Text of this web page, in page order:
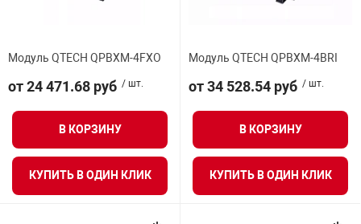
безопасность
оборудование
Модуль QTECH QPBXM-4FXO
от 24 471.68 руб / шт.
В КОРЗИНУ
КУПИТЬ В ОДИН КЛИК
Модуль QTECH QPBXM-4BRI
от 34 528.54 руб / шт.
В КОРЗИНУ
КУПИТЬ В ОДИН КЛИК